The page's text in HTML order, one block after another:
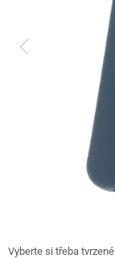
Vyberte si třeba